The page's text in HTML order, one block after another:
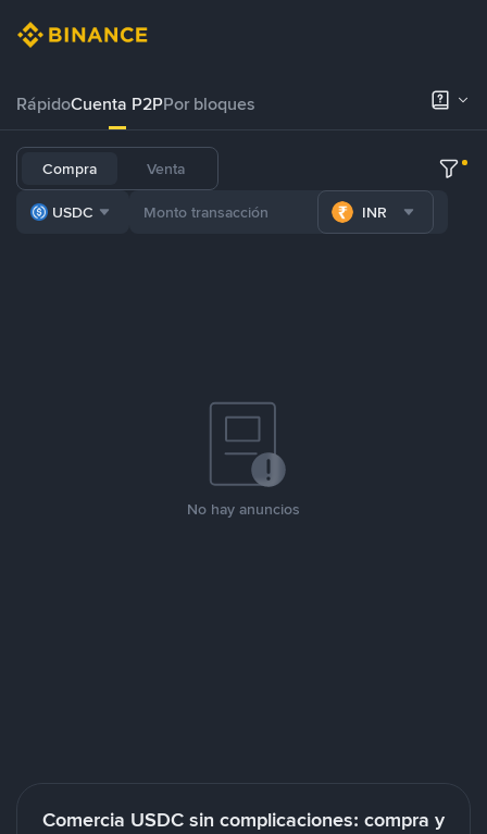
RápidoCuenta P2PPor bloques
Compra Venta
USDC INR
No hay anuncios
Comercia USDC sin complicaciones: compra y